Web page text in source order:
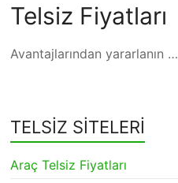
Telsiz Fiyatları
Avantajlarından yararlanın …
TELSİZ SİTELERİ
Araç Telsiz Fiyatları